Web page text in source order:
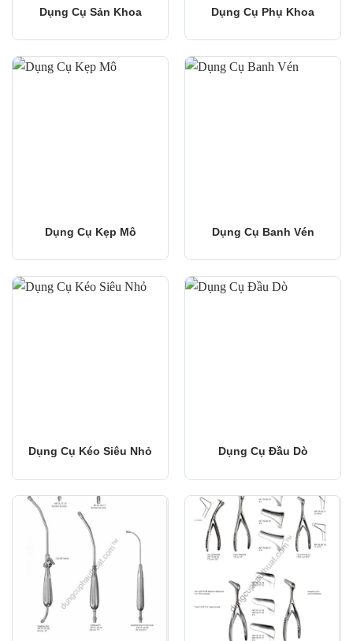
Dụng Cụ Sản Khoa Dụng Cụ Phụ Khoa
Dụng Cụ Kẹp Mô Dụng Cụ Banh Vén
Dụng Cụ Kéo Siêu Nhỏ Dụng Cụ Đầu Dò